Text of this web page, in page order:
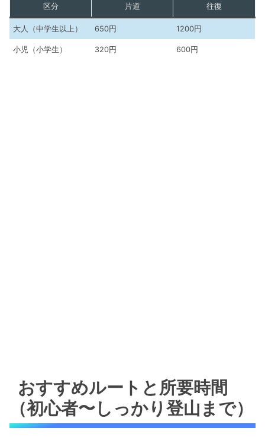
区分 片道 往復
大人（中学生以上） 650円 1200円
小児（小学生） 320円 600円
おすすめルートと所要時間
（初心者〜しっかり登山まで）